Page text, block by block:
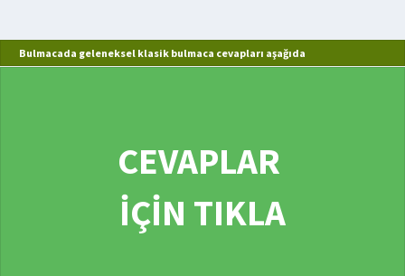
Bulmacada geleneksel klasik bulmaca cevapları aşağıda
CEVAPLAR
İÇİN TIKLA